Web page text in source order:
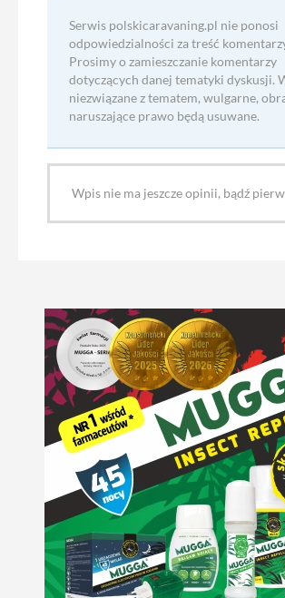
Serwis polskicaravaning.pl nie ponosi
odpowiedzialności za treść
Prosimy o zamieszczanie komentarzy
dotyczących danej tematyki dyskusji.
niezwiązane z tematem, wulgarne,
naruszające prawo będą usuwane.
Wpis nie ma jeszcze opinii, bądź